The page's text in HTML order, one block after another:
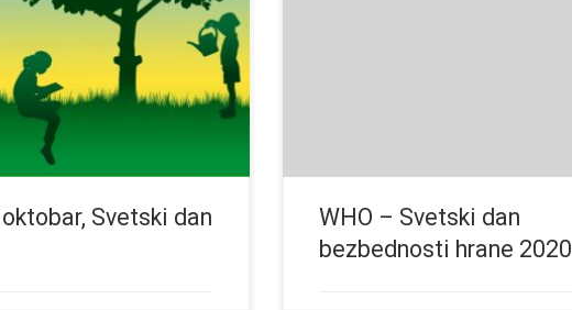
Svetskog dana hrane je:
Održavamo. Zajedno.
Svetski dan
WHO – Svetski dan
bezbednosti hrane 2020